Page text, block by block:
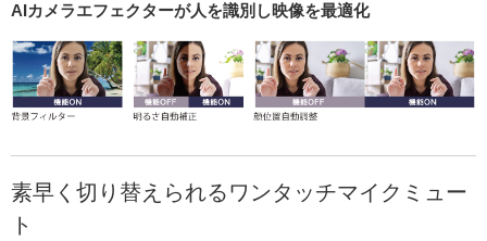
AIカメラエフェクターが人を識別し映像を最適化
素早く切り替えられるワンタッチマイクミュー
ト